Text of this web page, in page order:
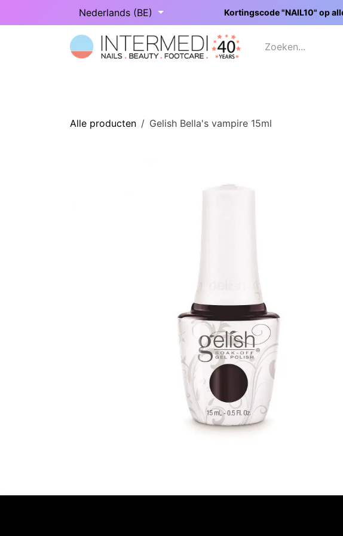
Overslaan naar inhoudNederlands (BE) Kortingscode "NAIL10" op
Alle producten Gelish Bella's vampire 15ml